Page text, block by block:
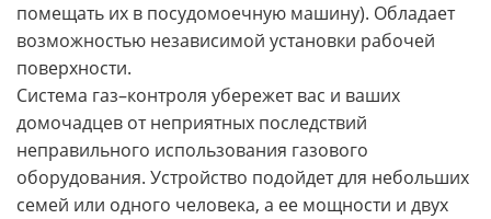
помещать их в посудомоечную машину). Обладает
возможностью независимой установки рабочей
поверхности.
Система газ–контроля убережет вас и ваших
домочадцев от неприятных последствий
неправильного использования газового
оборудования. Устройство подойдет для небольших
семей или одного человека, а ее мощности и двух